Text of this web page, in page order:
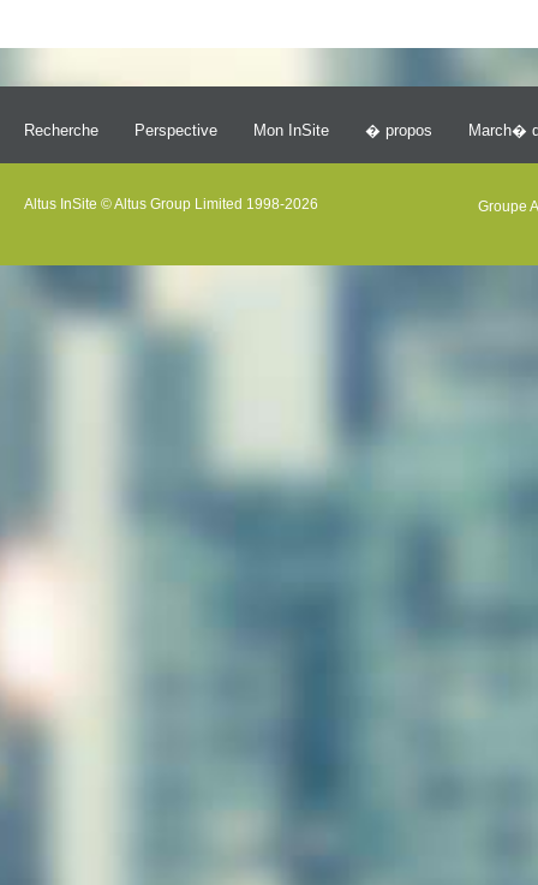
Recherche Perspective Mon InSite � propos March�
Altus InSite © Altus Group Limited 1998-2026 Groupe